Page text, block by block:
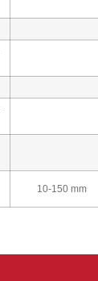
10-150 mm